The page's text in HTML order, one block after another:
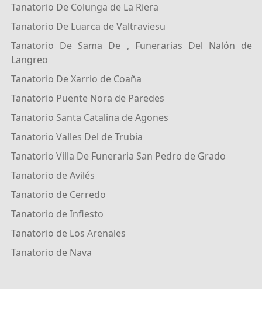
Tanatorio De Colunga de La Riera
Tanatorio De Luarca de Valtraviesu
Tanatorio De Sama De , Funerarias Del Nalón de
Langreo
Tanatorio De Xarrio de Coaña
Tanatorio Puente Nora de Paredes
Tanatorio Santa Catalina de Agones
Tanatorio Valles Del de Trubia
Tanatorio Villa De Funeraria San Pedro de Grado
Tanatorio de Avilés
Tanatorio de Cerredo
Tanatorio de Infiesto
Tanatorio de Los Arenales
Tanatorio de Nava